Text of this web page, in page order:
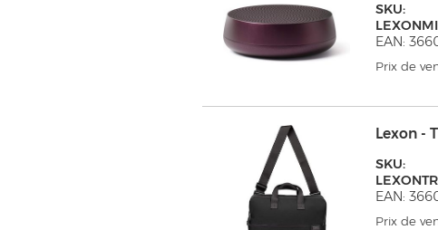
SKU:
EAN:
Prix de
Lexon -
SKU:
EAN:
Prix de